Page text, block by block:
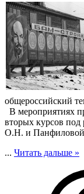
общероссийский
В мероприятиях
вторых курсов под
О.Н. и
... Читать дальше »